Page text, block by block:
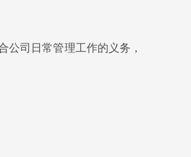
司日常管理工作的义务，